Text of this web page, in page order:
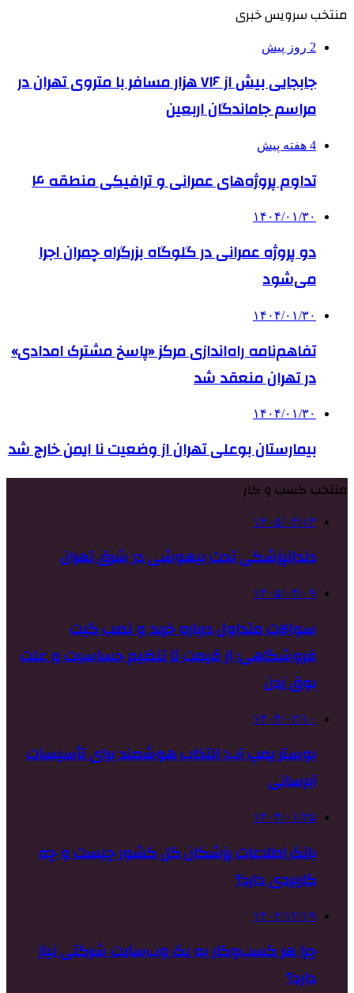
منتخب سرویس خبری
2 روز پیش
جابجایی بیش از ۷۱۶ هزار مسافر با متروی تهران در
مراسم جاماندگان اربعین
4 هفته پیش
تداوم پروژه‌های عمرانی و ترافیکی منطقه ۴
۱۴۰۴/۰۱/۳۰
دو پروژه عمرانی در گلوگاه بزرگراه چمران اجرا
می‌شود
۱۴۰۴/۰۱/۳۰
تفاهم‌نامه راه‌اندازی مرکز «پاسخ مشترک امدادی»
در تهران منعقد شد
۱۴۰۴/۰۱/۳۰
بیمارستان بوعلی تهران از وضعیت نا ایمن خارج شد
منتخب کسب و کار
۱۴۰۵/۰۴/۱۳
دندانپزشکی تحت بیهوشی در شرق تهران
۱۴۰۵/۰۴/۰۹
سوالات متداول درباره خرید و نصب گیت
فروشگاهی؛ از قیمت تا تنظیم حساسیت و علت
بوق زدن
۱۴۰۴/۰۲/۱۰
بوستر پمپ آب: انتخاب هوشمند برای تأسیسات
آبرسانی
۱۴۰۴/۰۱/۲۵
بانک اطلاعات پزشکان کل کشور چیست و چه
کاربردی دارد؟
۱۴۰۲/۱۲/۱۹
چرا هر کسب‌وکار به یک وب‌سایت شرکتی نیاز
دارد؟